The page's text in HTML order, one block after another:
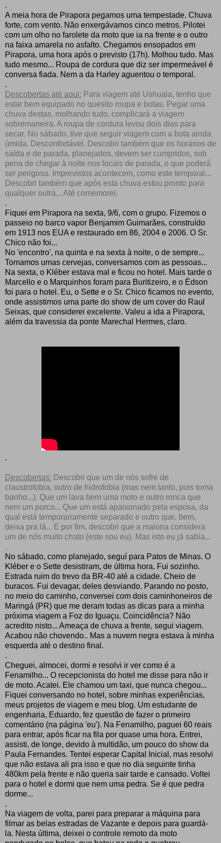
.
A meia hora de Pirapora pegamos uma tempestade. Chuva
forte, com vento. Não enxergávamos cinco metros. Pilotei
com um olho no farolete da moto que ia na frente e o outro
na faixa amarela no asfalto. Chegamos ensopados em
Pirapora, uma hora após o previsto (17h). Molhou tudo. Mas
tudo mesmo... Roupa de cordura que diz ser impermeável é
conversa fiada. Nem a da Harley aguentou o temporal.
.
Descobertas até aqui: Para viagem até Ushuaia, tenho que
estar bem equipado no quesito roupa e botas. Pegar uma
chuva destas, molhando tudo, complicará a viagem
sobremaneira. A roupa de cordura levou dois dias para
secar. No sábado, tive que seguir viagem com a bota ainda
úmida. Desconfortável. Descobri também que os horários de
saída e de parada, planejados, devem ser cumpridos, sob
pena de chegar à noite nos locais de parada, o que poderá
ser perigoso. Imprevistos acontecem, como este temporal...
Descobri também que após esta chuva estou pronto para
qualquer outra... Até comemorei.
.
Fiquei em Pirapora na sexta, 9/6, com o grupo. Fizemos o
passeio no barco vapor Benjamim Guimarães, construído
em 1913 nos EUA e restaurado em 86, 2004 e 2006. O Sr.
Chico não foi...
No 'encontro', na quinta e na sexta à noite, o de sempre...
Tomamos umas cervejas, conversamos com as pessoas...
Na sexta, o Kléber estava mal e ficou no hotel. Mais tarde o
Marcello e o Marquinhos foram para Buritizeiro, e o Édson
foi para o hotel. Eu, o Sette e o Sr. Chico ficamos no evento,
onde assistimos uma parte do show de um cover do Raul
Seixas, que considerei excelente. Valeu a ida a Pirapora,
além da travessia da ponte Marechal Hermes, claro.
.
Descobertas: Descobri que um de nós sofre de
claustrofobia, outro de hidrofobia (mas nem tanto, pois toma
banho...). Que um lava bem uma moto e outro ronca que
nem um porco... Que um está apaixonado pela esposa, da
qual está temporariamente separado e outro que, bem,
deixa pra lá... E por fim, descobri que a maioria considera
um de nós muito chato (este sou eu). Mas isto eu já sabia...
.
No sábado, como planejado, seguí para Patos de Minas. O
Kléber e o Sette desistiram, de última hora. Fui sozinho.
Estrada ruim do trevo da BR-40 até a cidade. Cheio de
buracos. Fui devagar, deles desviando. Parando no posto,
no meio do caminho, conversei com dois caminhoneiros de
Maringá (PR) que me deram todas as dicas para a minha
próxima viagem a Foz do Iguaçu. Coincidência? Não
acredito nisto... Ameaça de chuva a frente, segui viagem.
Acabou não chovendo.. Mas a nuvem negra estava à minha
esquerda até o destino final.
.
Cheguei, almocei, dormi e resolvi ir ver como é a
Fenamilho... O recepcionista do hotel me disse para não ir
de moto. Acatei. Ele chamou um taxi, que nunca chegou...
Fiquei conversando no hotel, sobre minhas experiências,
meus projetos de viagem e meu blog. Um estudante de
engenharia, Eduardo, fez questão de fazer o primeiro
comentário (na página 'eu'). Na Fenamilho, paguei 60 reais
para entrar, após ficar na fila por quase uma hora. Entrei,
assisti, de longe, devido à multidão, um pouco do show da
Paula Fernandes. Tentei esperar Capital Inicial, mas resolvi
que não estava ali pra isso e que no dia seguinte tinha
480km pela frente e não queria sair tarde e cansado. Voltei
para o hotel e dormi que nem uma pedra. Se é que pedra
dorme...
.
Na viagem de volta, parei para preparar a máquina para
filmar as belas estradas de Vazante e depois para guardá-
la. Nesta última, deixei o controle remoto da moto